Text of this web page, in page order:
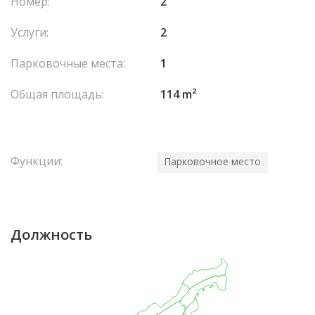
магазинов, ресторанов и остановок общественного
Услуги:
2
Парковочные места:
1
Общая площадь:
114 m²
Функции: Парковочное место
Должность